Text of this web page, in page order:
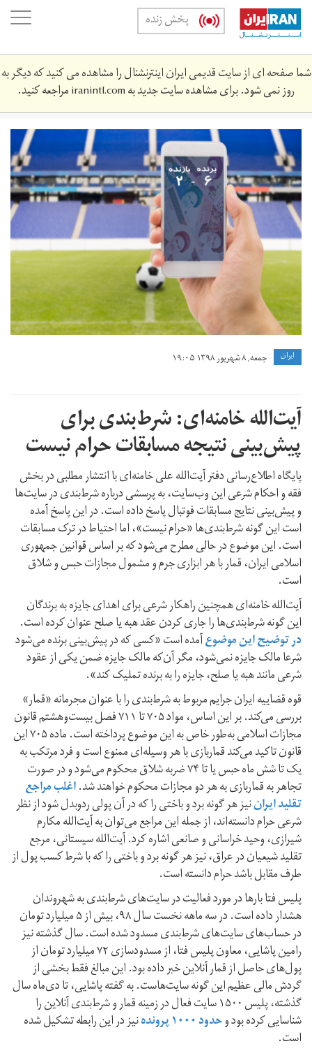
Skip
main
content
پخش زنده
شما صفحه ای از سایت قدیمی ایران اینترنشنال را مشاهده می کنید که دیگر به
روز نمی شود. برای مشاهده سایت جدید بهiranintl.comمراجعه کنید.
mo_1.png
ايران جمعه, ۸ شهریور ۱۳۹۸ ۱۹:۰۵
آیت‌الله خامنه‌ای: شرط‌بندی برای
پیش‌بینی نتیجه مسابقات حرام نیست
پایگاه اطلاع‌رسانی دفتر آیت‌الله علی خامنه‌ای با انتشار مطلبی در بخش
فقه و احکام شرعی این وب‌سایت، به پرسشی درباره شرط‌بندی در سایت‌ها
و پیش‌بینی نتایج مسابقات فوتبال پاسخ داده است. در این پاسخ آمده
است این گونه شرط‌بندی‌ها «حرام نیست»، اما احتیاط در ترک مسابقات
است. این موضوع در حالی مطرح می‌شود که بر اساس قوانین جمهوری
اسلامی ایران، قمار با هر ابزاری جرم و مشمول مجازات حبس و شلاق
است.
آیت‌الله خامنه‌ای همچنین راهکار شرعی برای اهدای جایزه به برندگان
این‌ گونه شرط‌بندی‌ها را جاری کردن عقد هبه یا صلح عنوان کرده است.
در توضیح این موضوعآمده است «کسی که در پیش‌بینی برنده می‌شود
شرعا مالک جایزه نمی‌شود، مگر آن‌که مالک جایزه ضمن یکی از عقود
شرعی مانند هبه یا صلح، جایزه را به برنده تملیک کند».
قوه قضاییه ایران جرایم مربوط به شرط‌بندی را با عنوان مجرمانه «قمار»
بررسی می‌‌کند. بر این اساس، مواد ۷۰۵ تا ۷۱۱ فصل بیست‌و‌هشتم قانون
مجازات اسلامی به‌طور خاص به این موضوع پرداخته است. ماده ۷۰۵ این
قانون تاکید می‌کند قماربازی با هر وسیله‌ای ممنوع است و فرد مرتکب به
یک تا شش ماه حبس یا تا ۷۴ ضربه شلاق محکوم می‌شود و در صورت
تجاهر به قماربازی به هر دو مجازات محکوم خواهند شد.اغلب مراجع
تقلید ایراننیز هر گونه برد و باختی را که در آن پولی رد‌و‌بدل شود از نظر
شرعی حرام دانسته‌اند، از جمله این مراجع می‌توان به آیت‌الله مکارم
شیرازی، وحید خراسانی و صانعی اشاره کرد. آیت‌الله سیستانی، مرجع
تقلید شیعیان در عراق، نیز هر گونه برد‌ و باختی را که با شرط کسب پول از
طرف مقابل باشد حرام دانسته است.
پلیس فتا بارها در مورد فعالیت در سایت‌های شرط‌بندی به شهروندان
هشدار داده است. در سه ماهه نخست سال ۹۸، بیش از ۵ میلیارد تومان
در حساب‌های سایت‌های شرط‌بندی مسدود شده است. سال گذشته نیز
رامین پاشایی، معاون پلیس فتا، از مسدود‌سازی ۷۲ میلیارد تومان از
پول‌های حاصل از قمار آنلاین خبر داده بود. این مبالغ فقط بخشی از
گردش مالی عظیم این گونه سایت‌هاست. به گفته پاشایی، تا دی‌ماه سال
گذشته، پلیس ۱۵۰۰ سایت فعال در زمینه قمار و شرط‌بندی آنلاین را
شناسایی کرده بود وحدود ۱۰۰۰ پرونده نیز در این رابطه تشکیل شده
است.